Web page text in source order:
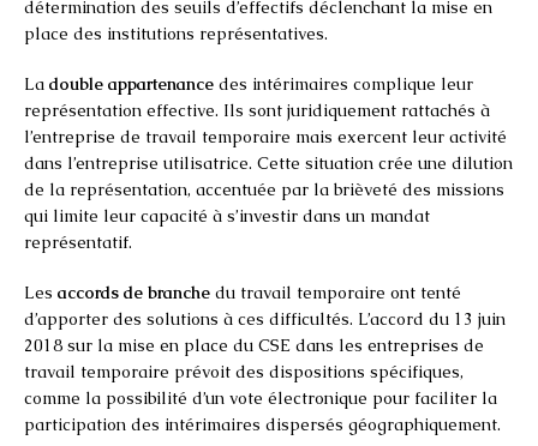
détermination des seuils d’effectifs déclenchant la mise en
place des institutions représentatives.
La double appartenance des intérimaires complique leur
représentation effective. Ils sont juridiquement rattachés à
l’entreprise de travail temporaire mais exercent leur activité
dans l’entreprise utilisatrice. Cette situation crée une dilution
de la représentation, accentuée par la brièveté des missions
qui limite leur capacité à s’investir dans un mandat
représentatif.
Les accords de branche du travail temporaire ont tenté
d’apporter des solutions à ces difficultés. L’accord du 13 juin
2018 sur la mise en place du CSE dans les entreprises de
travail temporaire prévoit des dispositions spécifiques,
comme la possibilité d’un vote électronique pour faciliter la
participation des intérimaires dispersés géographiquement.